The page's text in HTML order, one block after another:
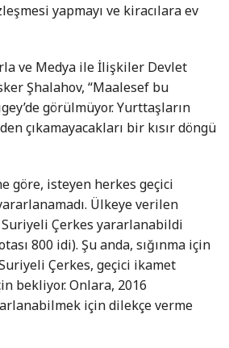
yapmayı ve kiracılara ev
ve Medya ile İlişkiler Devlet
Şhalahov, “Maalesef bu
görülmüyor. Yurttaşların
çıkamayacakları bir kısır döngü
göre, isteyen herkes geçici
Ülkeye verilen
Suriyeli Çerkes yararlanabildi
800 idi). Şu anda, sığınma için
Çerkes, geçici ikamet
bekliyor. Onlara, 2016
için dilekçe verme